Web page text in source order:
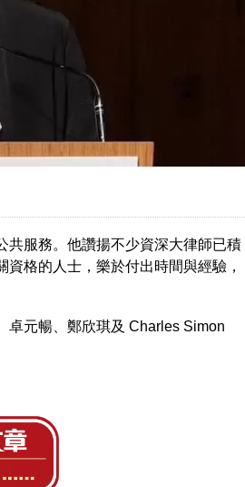
共服務。他讚揚不少資深大律師已積
格的人士，樂於付出時間與經驗，
卓元暢、鄭欣琪及 Charles Simon